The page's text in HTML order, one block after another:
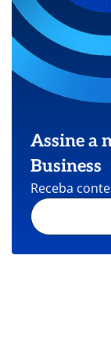
Assine a
Business
Receba